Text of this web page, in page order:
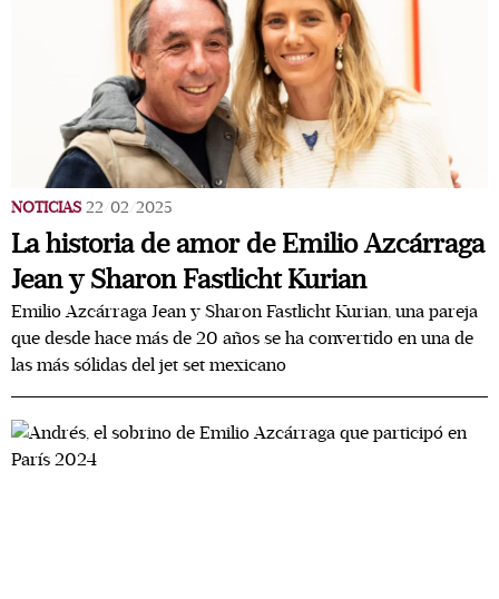
NOTICIAS 22/02/2025
La historia de amor de Emilio Azcárraga
Jean y Sharon Fastlicht Kurian
Emilio Azcárraga Jean y Sharon Fastlicht Kurian, una pareja
que desde hace más de 20 años se ha convertido en una de
las más sólidas del jet set mexicano